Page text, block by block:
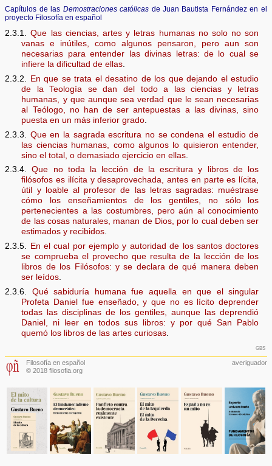
Capítulos de las Demostraciones católicas de Juan Bautista Fernández en el
proyecto Filosofía en español
2.3.1.Que las ciencias, artes y letras humanas no solo no son
vanas e inútiles, como algunos pensaron, pero aun son
necesarias para entender las divinas letras: de lo cual se
infiere la dificultad de ellas.
2.3.2.
En que se trata el desatino de los que dejando el estudio
de la Teología se dan del todo a las ciencias y letras
humanas, y que aunque sea verdad que le sean necesarias
al Teólogo, no han de ser antepuestas a las divinas, sino
puesta en un más inferior grado
2.3.3. Que en la sagrada escritura no se condena el estudio de
las ciencias humanas, como algunos lo quisieron entender,
sino el total, o demasiado ejercicio en ellas
2.3.4.Que no toda la lección de la escritura y libros de los
filósofos es ilícita y desaprovechada, antes en parte es lícita,
útil y loable al profesor de las letras sagradas: muéstrase
cómo los enseñamientos de los gentiles, no sólo los
pertenecientes a las costumbres, pero aún al conocimiento
de las cosas naturales, manan de Dios, por lo cual deben ser
estimados y recibidos.
2.3.5. En el cual por ejemplo y autoridad de los santos doctores
se comprueba el provecho que resulta de la lección de los
libros de los Filósofos: y se declara de qué manera deben
ser leídos.
2.3.6. Qué sabiduría humana fue aquella en que el singular
Profeta Daniel fue enseñado, y que no es lícito deprender
todas las disciplinas de los gentiles, aunque las deprendió
Daniel, ni leer en todos sus libros: y por qué San Pablo
quemó los libros de las artes curiosas.
gbs
Filosofía en español
© 2018 filosofia.org
averiguador